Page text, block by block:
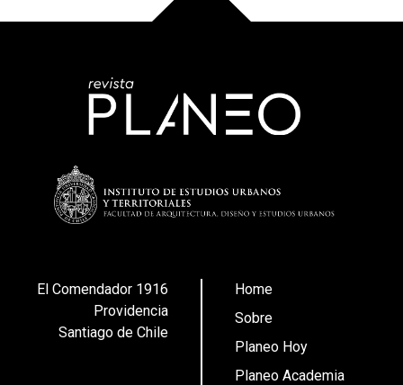
El Comendador 1916
Providencia
Santiago de Chile
Home
Sobre
Planeo Hoy
Planeo Academia